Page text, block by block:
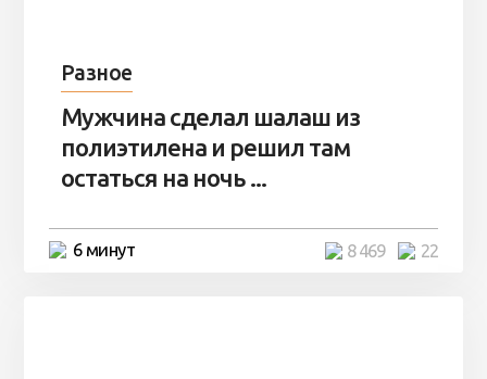
Разное
Мужчина сделал шалаш из
полиэтилена и решил там
остаться на ночь ...
6 минут 22
8 469